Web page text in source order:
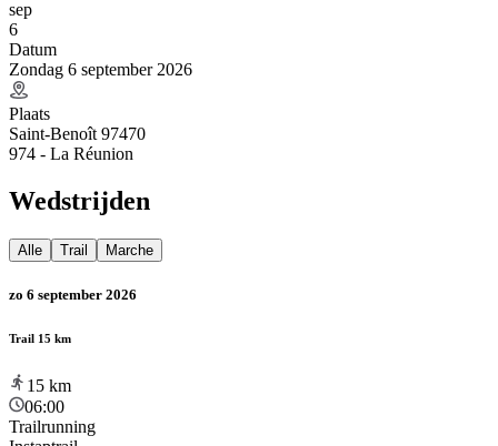
sep
6
Datum
Zondag 6 september 2026
Plaats
Saint-Benoît 97470
974 - La Réunion
Wedstrijden
Alle Trail Marche
zo 6 september 2026
Trail 15 km
15 km
06:00
Trailrunning